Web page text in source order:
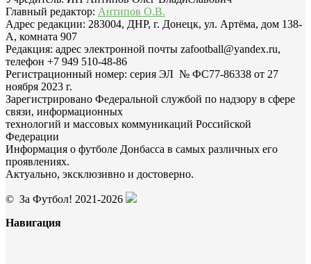
Главный редактор: Антипов О.В.
Адрес редакции: 283004, ДНР, г. Донецк, ул. Артёма, дом 138-
А, комната 907
Редакция: адрес электронной почты zafootball@yandex.ru,
телефон +7 949 510-48-86
Регистрационный номер: серия ЭЛ № ФС77-86338 от 27
ноября 2023 г.
Зарегистрировано Федеральной службой по надзору в сфере
связи, информационных
технологий и массовых коммуникаций Российской
Федерации
Информация о футболе Донбасса в самых различных его
проявлениях.
Актуально, эксклюзивно и достоверно.
© За Футбол! 2021-2026
Навигация